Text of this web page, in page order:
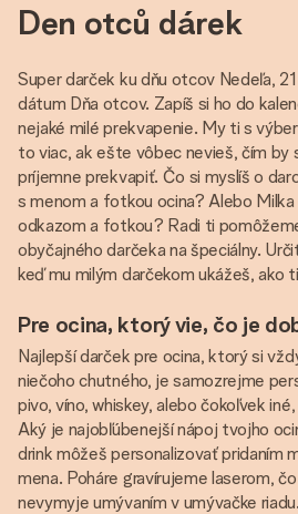
Den otců dárek
Super darček ku dňu otcov Nedeľa,
dátum Dňa otcov. Zapíš si ho do
nejaké milé prekvapenie. My ti s
to viac, ak ešte vôbec nevieš, čím by
príjemne prekvapiť. Čo si myslíš o
s menom a fotkou ocina? Alebo
odkazom a fotkou? Radi ti
obyčajného darčeka na špeciálny.
keď mu milým darčekom ukážeš, ako
Pre ocina, ktorý vie, čo je
Najlepší darček pre ocina, ktorý si
niečoho chutného, je samozrejme
pivo, víno, whiskey, alebo čokoľvek
Aký je najobľúbenejší nápoj tvojho
drink môžeš personalizovať pridaním
mena. Poháre gravírujeme laserom,
nevymyje umývaním v umývačke